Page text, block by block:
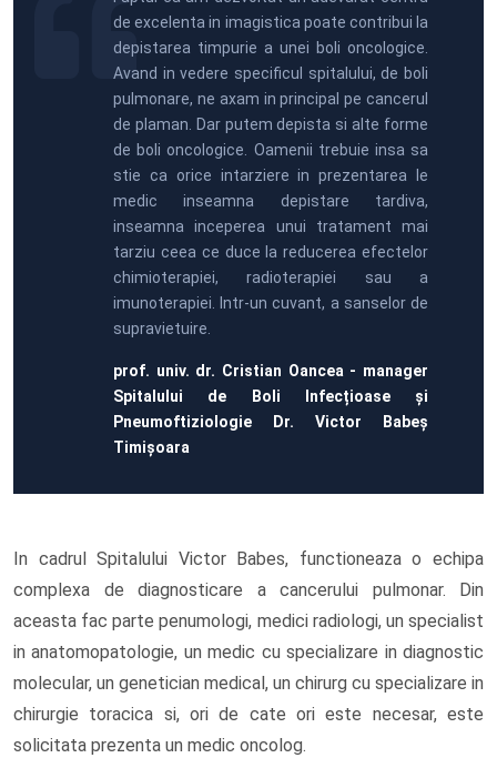
de excelenta in imagistica poate contribui la
depistarea timpurie a unei boli oncologice.
Avand in vedere specificul spitalului, de boli
pulmonare, ne axam in principal pe cancerul
de plaman. Dar putem depista si alte forme
de boli oncologice. Oamenii trebuie insa sa
stie ca orice intarziere in prezentarea le
medic inseamna depistare tardiva,
inseamna inceperea unui tratament mai
tarziu ceea ce duce la reducerea efectelor
chimioterapiei, radioterapiei sau a
imunoterapiei. Intr-un cuvant, a sanselor de
supravietuire.
prof. univ. dr. Cristian Oancea - manager
Spitalului de Boli Infecțioase și
Pneumoftiziologie Dr. Victor Babeș
Timișoara
In cadrul Spitalului Victor Babes, functioneaza o echipa
complexa de diagnosticare a cancerului pulmonar. Din
aceasta fac parte penumologi, medici radiologi, un specialist
in anatomopatologie, un medic cu specializare in diagnostic
molecular, un genetician medical, un chirurg cu specializare in
chirurgie toracica si, ori de cate ori este necesar, este
solicitata prezenta un medic oncolog.